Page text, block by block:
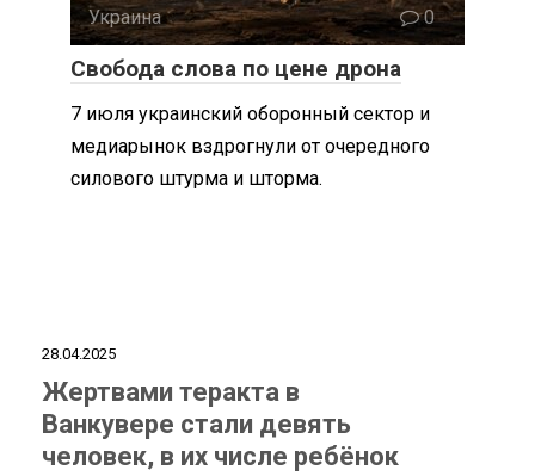
Украина 0
Свобода слова по цене дрона
7 июля украинский оборонный сектор и
медиарынок вздрогнули от очередного
силового штурма и шторма.
28.04.2025
Жертвами теракта в
Ванкувере стали девять
человек, в их числе ребёнок